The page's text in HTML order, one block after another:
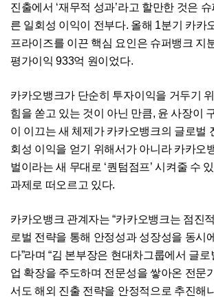
진출에서 ‘재무적 성과’라고 할만한 것은
른 일회성 이익이 전부다. 올해 1분기 카카
프라이즈를 이끈 핵심 요인은 슈퍼뱅크 지
평가이익 933억 원이었다.
카카오뱅크가 단순히 투자이익을 거두기
힘을 쏟고 있는 것이 아닌 만큼, 윤 사장이
이 이끄는 새 체제가 카카오뱅크의 글로벌
회성 이익을 얻기 위해서가 아니라 카카오
벌이라는 새 무대로 ‘퀀텀점프’ 시켜줄 수
과제로 떠오르고 있다.
카카오뱅크 관계자는 “카카오뱅크는 점진
로벌 전략을 통해 안정성과 성장성을 동시
다”라며 “김 본부장은 현대차그룹에서 글
업 확장을 주도하며 전문성을 쌓아온 전문
서도 해외 진출 전략을 안정적으로 추진해